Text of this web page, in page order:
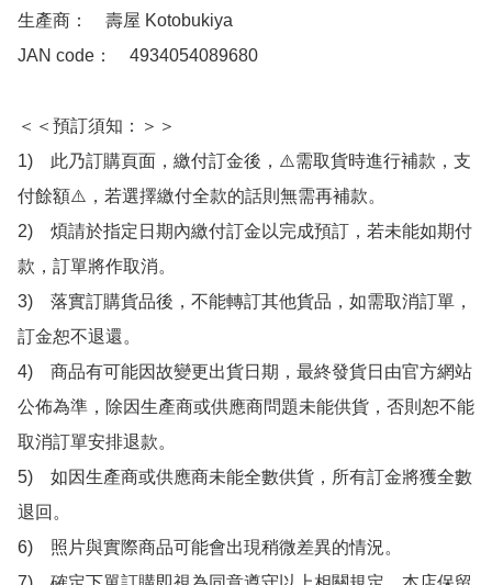
生產商：　壽屋 Kotobukiya
JAN code：　4934054089680
＜＜預訂須知：＞＞
1)　此乃訂購頁面，繳付訂金後，⚠️需取貨時進行補款，支
付餘額⚠️，若選擇繳付全款的話則無需再補款。
2)　煩請於指定日期內繳付訂金以完成預訂，若未能如期付
款，訂單將作取消。
3)　落實訂購貨品後，不能轉訂其他貨品，如需取消訂單，
訂金恕不退還。
4)　商品有可能因故變更出貨日期，最終發貨日由官方網站
公佈為準，除因生產商或供應商問題未能供貨，否則恕不能
取消訂單安排退款。
5)　如因生產商或供應商未能全數供貨，所有訂金將獲全數
退回。
6)　照片與實際商品可能會出現稍微差異的情況。